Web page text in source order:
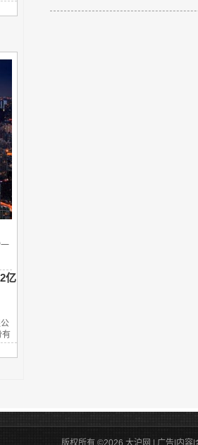
亿
有